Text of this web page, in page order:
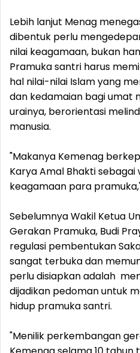
Lebih lanjut Menag
dibentuk perlu
nilai keagamaan, bukan
Pramuka santri harus
hal nilai-nilai Islam yang
dan kedamaian bagi umat
urainya, berorientasi
manusia.
"Makanya Kemenag
Karya Amal Bhakti
keagamaan para
Sebelumnya Wakil Ketua
Gerakan Pramuka, Budi
regulasi pembentukan
sangat terbuka dan
perlu disiapkan adalah
dijadikan pedoman untuk
hidup pramuka santri.
"Menilik perkembangan